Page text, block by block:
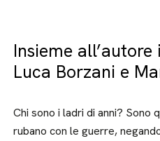
Insieme
Luca Borzani e
Chi sono i ladri di anni? Sono
rubano con le guerre,